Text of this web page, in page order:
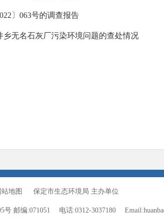
〕063号的调查报告
乡无名石灰厂污染环境问题的查处情况
站地图 保定市生态环境局 主办单位
号 邮编:071051 电话:0312-3037180